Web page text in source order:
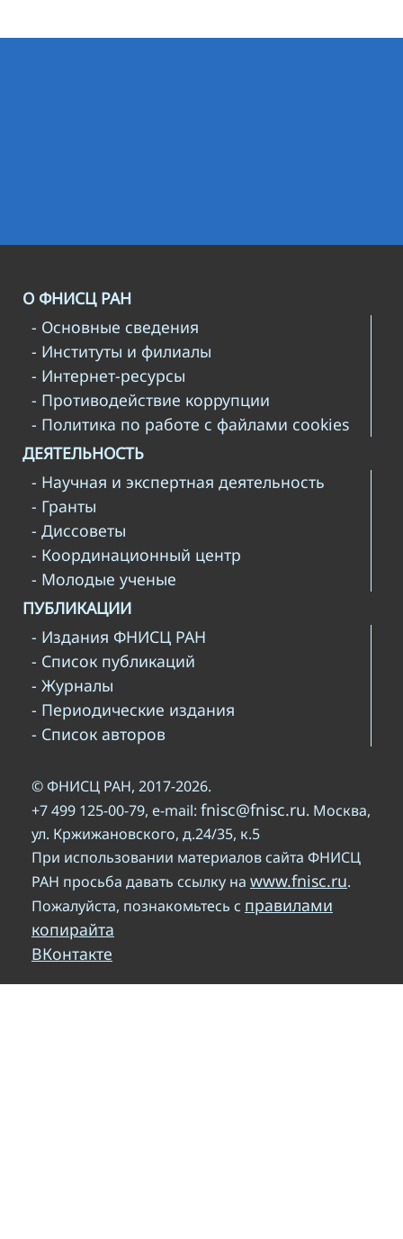
О ФНИСЦ РАН
- Основные сведения
- Институты и филиалы
- Интернет-ресурсы
- Противодействие коррупции
- Политика по работе с файлами cookies
ДЕЯТЕЛЬНОСТЬ
- Научная и экспертная деятельность
- Гранты
- Диссоветы
- Координационный центр
- Молодые ученые
ПУБЛИКАЦИИ
- Издания ФНИСЦ РАН
- Список публикаций
- Журналы
- Периодические издания
- Список авторов
© ФНИСЦ РАН, 2017-2026.
+7 499 125-00-79, e-mail: fnisc@fnisc.ru. Москва,
ул. Кржижановского, д.24/35, к.5
При использовании материалов сайта ФНИСЦ
РАН просьба давать ссылку на www.fnisc.ru.
Пожалуйста, познакомьтесь с правилами
копирайта
ВКонтакте